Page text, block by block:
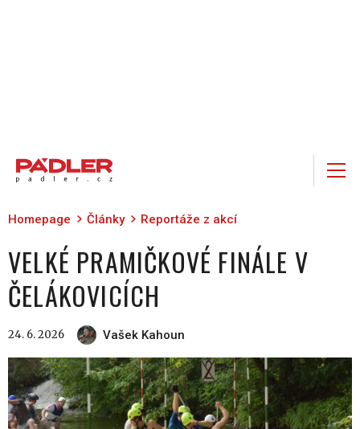
Homepage Články Reportáže z akcí
VELKÉ PRAMIČKOVÉ FINÁLE V
ČELÁKOVICÍCH
24. 6. 2026 Vašek Kahoun